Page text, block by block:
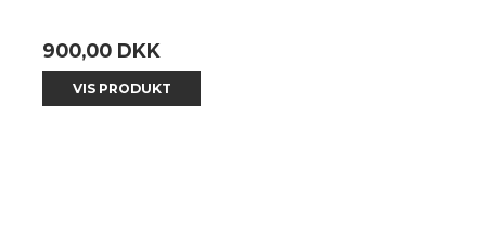
900,00 DKK
VIS PRODUKT